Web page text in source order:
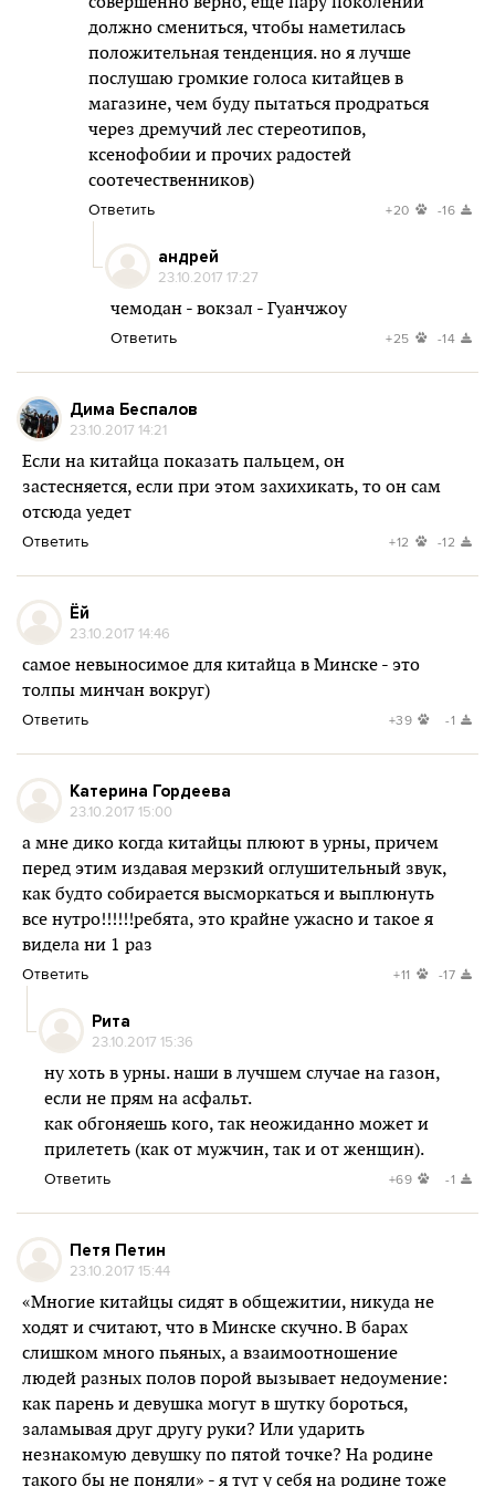
должно смениться, чтобы наметилась
положительная тенденция. но я лучше
послушаю громкие голоса китайцев в
магазине, чем буду пытаться продраться
через дремучий лес стереотипов,
ксенофобии и прочих радостей
соотечественников)
Ответить +20 -16
андрей
23.10.2017 17:27
чемодан - вокзал - Гуанчжоу
Ответить +25 -14
Дима Беспалов
23.10.2017 14:21
Если на китайца показать пальцем, он
застесняется, если при этом захихикать, то он сам
отсюда уедет
Ответить +12 -12
Ёй
23.10.2017 14:46
самое невыносимое для китайца в Минске - это
толпы минчан вокруг)
Ответить +39 -1
Катерина Гордеева
23.10.2017 15:00
а мне дико когда китайцы плюют в урны, причем
перед этим издавая мерзкий оглушительный звук,
как будто собирается высморкаться и выплюнуть
все нутро!!!!!!ребята, это крайне ужасно и такое я
видела ни 1 раз
Ответить +11 -17
Рита
23.10.2017 15:36
ну хоть в урны. наши в лучшем случае на газон,
если не прям на асфальт.
как обгоняешь кого, так неожиданно может и
прилететь (как от мужчин, так и от женщин).
Ответить +69 -1
Петя Петин
23.10.2017 15:44
«Многие китайцы сидят в общежитии, никуда не
ходят и считают, что в Минске скучно. В барах
слишком много пьяных, а взаимоотношение
людей разных полов порой вызывает недоумение:
как парень и девушка могут в шутку бороться,
заламывая друг другу руки? Или ударить
незнакомую девушку по пятой точке? На родине
такого бы не поняли» - я тут у себя на родине тоже